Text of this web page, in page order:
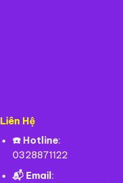
Liên Hệ
☎️ Hotline:
0328871122
📬 Email: